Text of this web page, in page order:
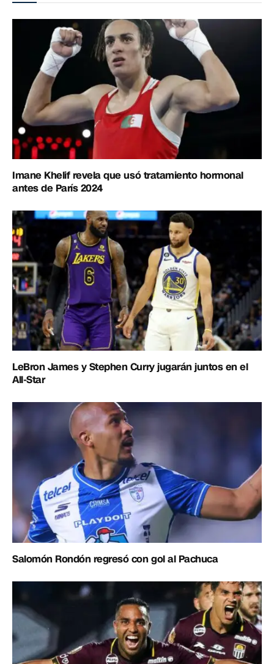
Imane Khelif revela que usó tratamiento hormonal
antes de París 2024
LeBron James y Stephen Curry jugarán juntos en el
All-Star
Salomón Rondón regresó con gol al Pachuca